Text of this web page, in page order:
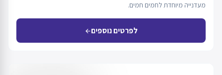
מעדנייה מיוחדת לחמים חמים.
לפרטים נוספיםarrow_back